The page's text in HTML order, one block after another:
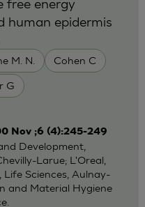
M. N. Cohen C
G
human epidermis
Nov ;6 (4):245-249
Development,
Larue; L'Oreal,
Sciences, Aulnay-
and Material Hygiene